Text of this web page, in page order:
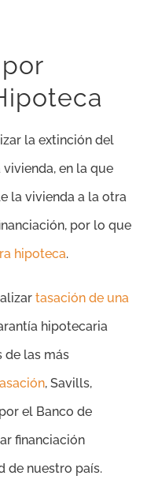
la extinción del
en la que
la vivienda a la otra
por lo que
hipoteca.
tasación de una
hipotecaria
de las más
, Savills,
el Banco de
financiación
de nuestro país.